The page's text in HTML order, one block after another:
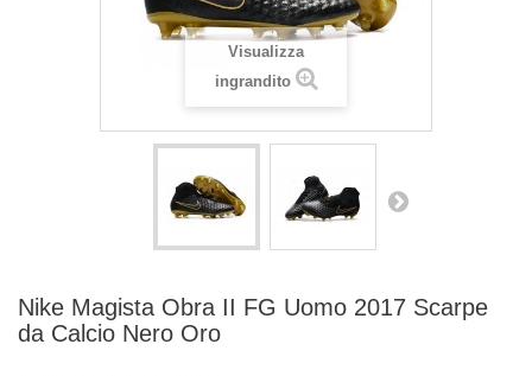
Visualizza
ingrandito
Nike Magista Obra II FG Uomo 2017 Scarpe
da Calcio Nero Oro